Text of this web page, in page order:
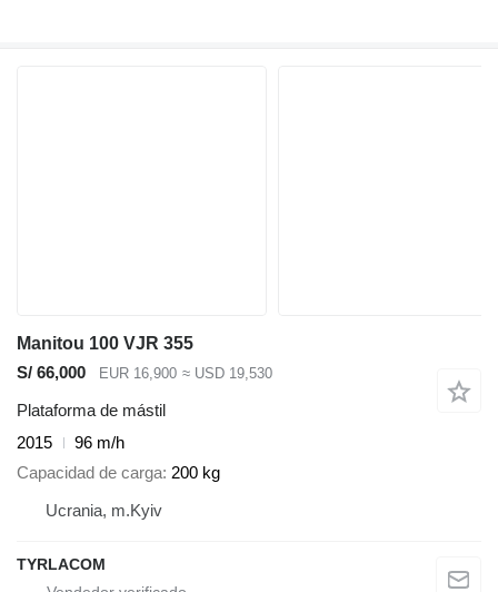
Manitou 100 VJR 355
S/ 66,000
EUR 16,900 ≈ USD 19,530
Plataforma de mástil
2015
96 m/h
Capacidad de carga 200 kg
Ucrania, m.Kyiv
TYRLACOM